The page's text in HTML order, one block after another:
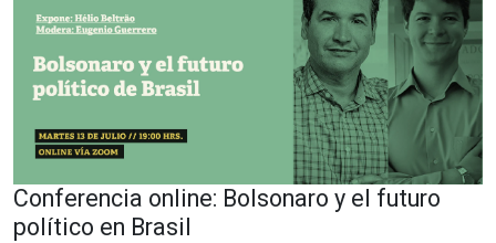
Conferencia online: Bolsonaro y el futuro
político en Brasil